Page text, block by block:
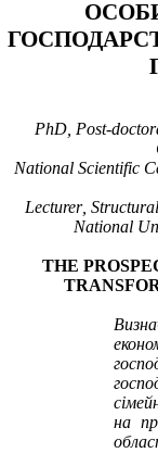
PhD , Post-
National Scientific
Lecturer,
National
THE P
на